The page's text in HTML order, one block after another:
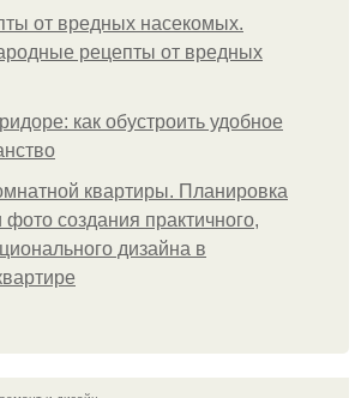
от вредных насекомых.
рецепты от вредных
как обустроить удобное
квартиры. Планировка
создания практичного,
дизайна в